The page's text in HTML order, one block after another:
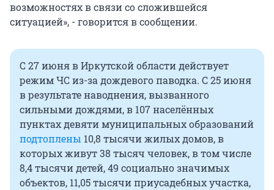
возможностях в связи со сложившейся
ситуацией», - говорится в сообщении.
С 27 июня в Иркутской области действует
режим ЧС из-за дождевого паводка. С 25 июня
в результате наводнения, вызванного
сильными дождями, в 107 населённых
пунктах девяти муниципальных образований
подтоплены 10,8 тысячи жилых домов, в
которых живут 38 тысяч человек, в том числе
8,4 тысячи детей, 49 социально значимых
объектов, 11,05 тысячи приусадебных участка,